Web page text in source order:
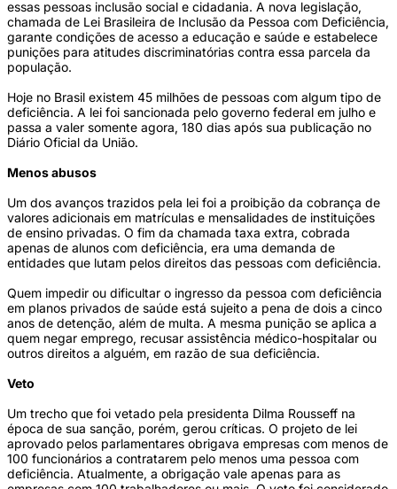
essas pessoas inclusão social e cidadania. A nova legislação,
chamada de Lei Brasileira de Inclusão da Pessoa com Deficiência,
garante condições de acesso a educação e saúde e estabelece
punições para atitudes discriminatórias contra essa parcela da
população.
Hoje no Brasil existem 45 milhões de pessoas com algum tipo de
deficiência. A lei foi sancionada pelo governo federal em julho e
passa a valer somente agora, 180 dias após sua publicação no
Diário Oficial da União.
Menos abusos
Um dos avanços trazidos pela lei foi a proibição da cobrança de
valores adicionais em matrículas e mensalidades de instituições
de ensino privadas. O fim da chamada taxa extra, cobrada
apenas de alunos com deficiência, era uma demanda de
entidades que lutam pelos direitos das pessoas com deficiência.
Quem impedir ou dificultar o ingresso da pessoa com deficiência
em planos privados de saúde está sujeito a pena de dois a cinco
anos de detenção, além de multa. A mesma punição se aplica a
quem negar emprego, recusar assistência médico-hospitalar ou
outros direitos a alguém, em razão de sua deficiência.
Veto
Um trecho que foi vetado pela presidenta Dilma Rousseff na
época de sua sanção, porém, gerou críticas. O projeto de lei
aprovado pelos parlamentares obrigava empresas com menos de
100 funcionários a contratarem pelo menos uma pessoa com
deficiência. Atualmente, a obrigação vale apenas para as